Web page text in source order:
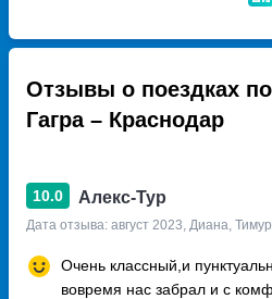
Отзывы о поездках
Гагра – Краснодар
10.0 Алекс-Тур
Дата отзыва: август 2023, Диана,
Очень классный,и
вовремя нас забрал и с